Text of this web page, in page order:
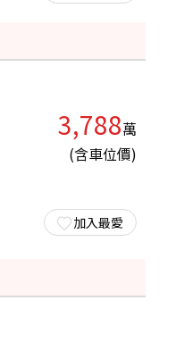
3,788萬
(含車位價)
加入最愛